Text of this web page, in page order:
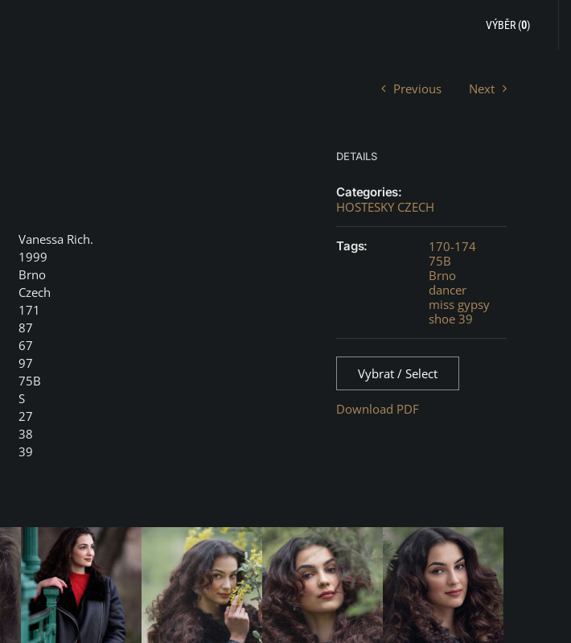
VÝBĚR (0)
Previous Next
Vanessa Rich.
1999
Brno
Czech
171
87
67
97
75B
S
27
38
39
DETAILS
Categories:
HOSTESKY CZECH
Tags:
170-174
75B
Brno
dancer
miss gypsy
shoe 39
Vybrat / Select
Download PDF